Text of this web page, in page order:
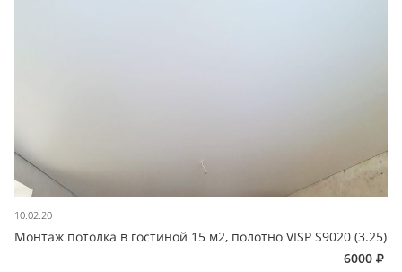
10.02.20
Монтаж потолка в гостиной 15 м2, полотно VISP S9020 (3.25)
6000